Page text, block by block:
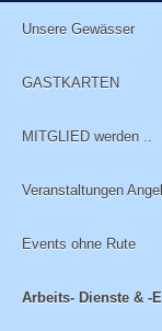
Unsere Gewässer
GASTKARTEN
MITGLIED werden ..
Veranstaltungen
Events ohne Rute
Arbeits- Dienste & -